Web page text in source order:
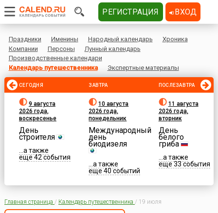
Праздники Именины Народный календарь
Хроника
Компании
Персоны
Лунный календарь
Производственные календари
Календарь путешественника
Экспертные материалы
СЕГОДНЯ
9 августа
2026 года,
воскресенье
День
строителя
...а также
еще 42 события
ЗАВТРА
10 августа
2026 года,
понедельник
Международный
день
биодизеля
...а также
еще 40 событий
ПОСЛЕЗАВТРА
11 августа
2026 года,
вторник
День
белого
гриба
...а также
еще 33 события
Главная страница / Календарь путешественника / 19 июля
РЕГИСТРАЦИЯ ВХОД